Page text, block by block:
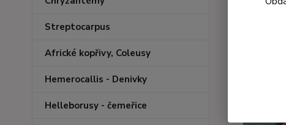
Streptocarpus
Africké kopřivy, Coleusy
Hemerocallis - Denivky
Helleborusy - čemeřice